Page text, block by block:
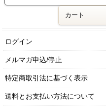
カート
ログイン
メルマガ申込/停止
特定商取引法に基づく表示
送料とお支払い方法について